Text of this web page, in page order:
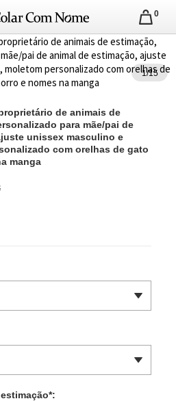
0
1/15
de animais de
para mãe/pai de
unissex masculino e
com orelhas de gato
manga
*: